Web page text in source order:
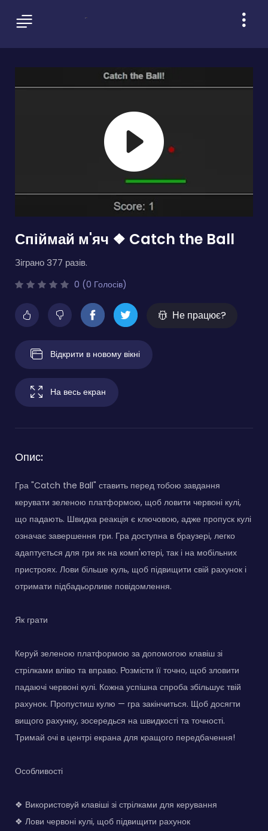
Спіймай м'яч ❖ Catch the Ball
Зіграно 377 разів.
0 (0 Голосів)
Не працює?
Відкрити в новому вікні
На весь екран
Опис:
Гра "Catch the Ball" ставить перед тобою завдання
керувати зеленою платформою, щоб ловити червоні кулі,
що падають. Швидка реакція є ключовою, адже пропуск кулі
означає завершення гри. Гра доступна в браузері, легко
адаптується для гри як на комп'ютері, так і на мобільних
пристроях. Лови більше куль, щоб підвищити свій рахунок і
отримати підбадьорливе повідомлення.
Як грати
Керуй зеленою платформою за допомогою клавіш зі
стрілками вліво та вправо. Розмісти її точно, щоб зловити
падаючі червоні кулі. Кожна успішна спроба збільшує твій
рахунок. Пропустиш кулю — гра закінчиться. Щоб досягти
вищого рахунку, зосередься на швидкості та точності.
Тримай очі в центрі екрана для кращого передбачення!
Особливості
❖ Використовуй клавіші зі стрілками для керування
❖ Лови червоні кулі, щоб підвищити рахунок